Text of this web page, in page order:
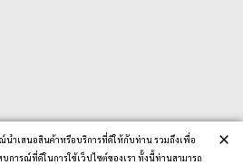
นำเสนอสินค้าหรือบริการที่ดีให้กับท่าน รวมถึงเพื่อ
ารณ์ที่ดีในการใช้เว็ปไซต์ของเรา ทั้งนี้ท่านสามารถ
×